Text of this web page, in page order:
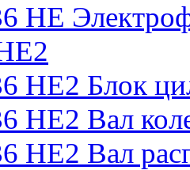
НЕ
НЕ2 Блок
НЕ2 Вал
НЕ2 Вал